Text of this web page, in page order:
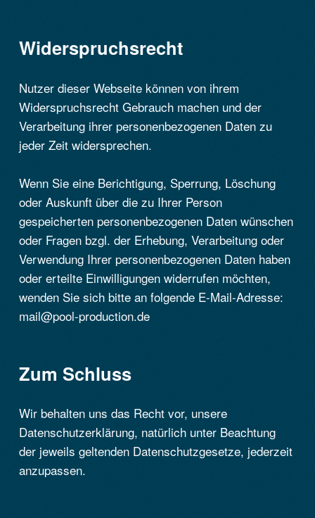
Widerspruchsrecht
Nutzer dieser Webseite können von ihrem
Widerspruchsrecht Gebrauch machen und der
Verarbeitung ihrer personenbezogenen Daten zu
jeder Zeit widersprechen.
Wenn Sie eine Berichtigung, Sperrung, Löschung
oder Auskunft über die zu Ihrer Person
gespeicherten personenbezogenen Daten wünschen
oder Fragen bzgl. der Erhebung, Verarbeitung oder
Verwendung Ihrer personenbezogenen Daten haben
oder erteilte Einwilligungen widerrufen möchten,
wenden Sie sich bitte an folgende E-Mail-Adresse:
mail@pool-production.de
Zum Schluss
Wir behalten uns das Recht vor, unsere
Datenschutzerklärung, natürlich unter Beachtung
der jeweils geltenden Datenschutzgesetze, jederzeit
anzupassen.